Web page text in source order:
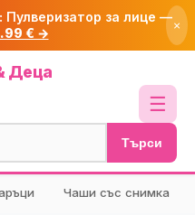
Пулверизатор за лице —
€ →
×
Деца
☰
Търси
Чаши със снимка